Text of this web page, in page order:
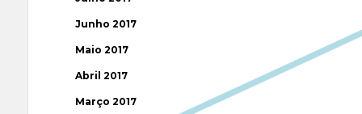
Junho 2017
Maio 2017
Abril 2017
Março 2017